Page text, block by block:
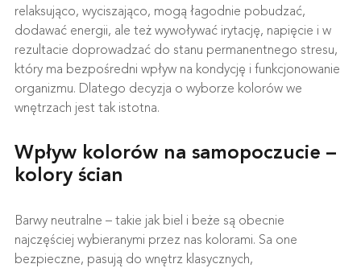
relaksująco, wyciszająco, mogą łagodnie pobudzać,
dodawać energii, ale też wywoływać irytację, napięcie i w
rezultacie doprowadzać do stanu permanentnego stresu,
który ma bezpośredni wpływ na kondycję i funkcjonowanie
organizmu. Dlatego decyzja o wyborze kolorów we
wnętrzach jest tak istotna.
Wpływ kolorów na samopoczucie –
kolory ścian
Barwy neutralne – takie jak biel i beże są obecnie
najczęściej wybieranymi przez nas kolorami. Sa one
bezpieczne, pasują do wnętrz klasycznych,